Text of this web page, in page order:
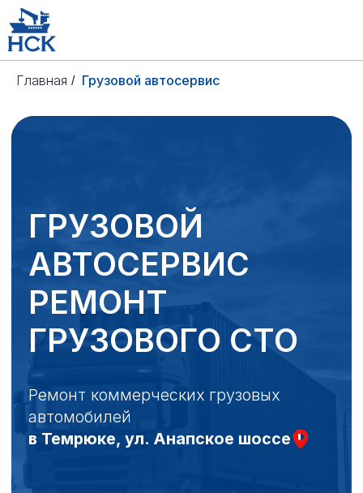
Главная / Грузовой автосервис
УЗНАТЬ ПОДРОБНЕЕ
автомобилей
в Темрюке, ул. Анапское шоссе 1
РЕМОНТ
ГРУЗОВОГО СТО